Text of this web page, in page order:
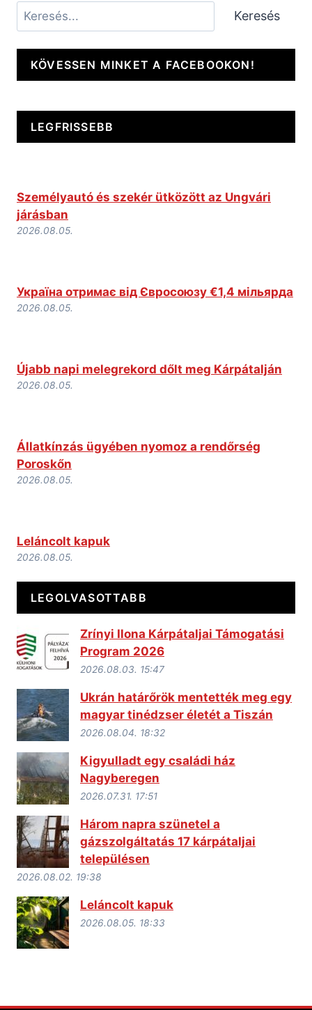
Keresés Keresés
KÖVESSEN MINKET A FACEBOOKON!
LEGFRISSEBB
Személyautó és szekér ütközött az Ungvári
járásban
2026.08.05.
Україна отримає від Євросоюзу €1,4 мільярда
2026.08.05.
Újabb napi melegrekord dőlt meg Kárpátalján
2026.08.05.
Állatkínzás ügyében nyomoz a rendőrség
Poroskőn
2026.08.05.
Leláncolt kapuk
2026.08.05.
LEGOLVASOTTABB
Zrínyi Ilona Kárpátaljai Támogatási
Program 2026
2026.08.03. 15:47
Ukrán határőrök mentették meg egy
magyar tinédzser életét a Tiszán
2026.08.04. 18:32
Kigyulladt egy családi ház
Nagyberegen
2026.07.31. 17:51
Három napra szünetel a
gázszolgáltatás 17 kárpátaljai
településen
2026.08.02. 19:38
Leláncolt kapuk
2026.08.05. 18:33